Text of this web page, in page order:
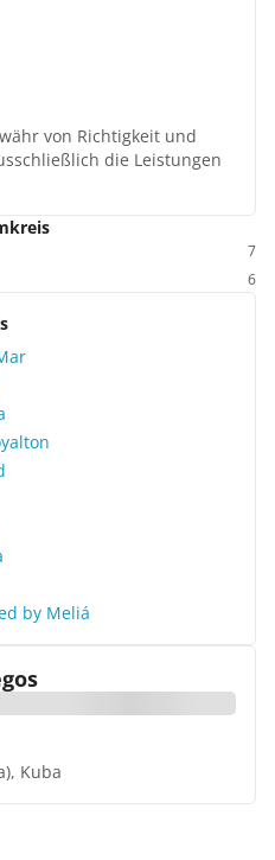
von Richtigkeit und
die Leistungen
7
6
by Meliá
Kuba